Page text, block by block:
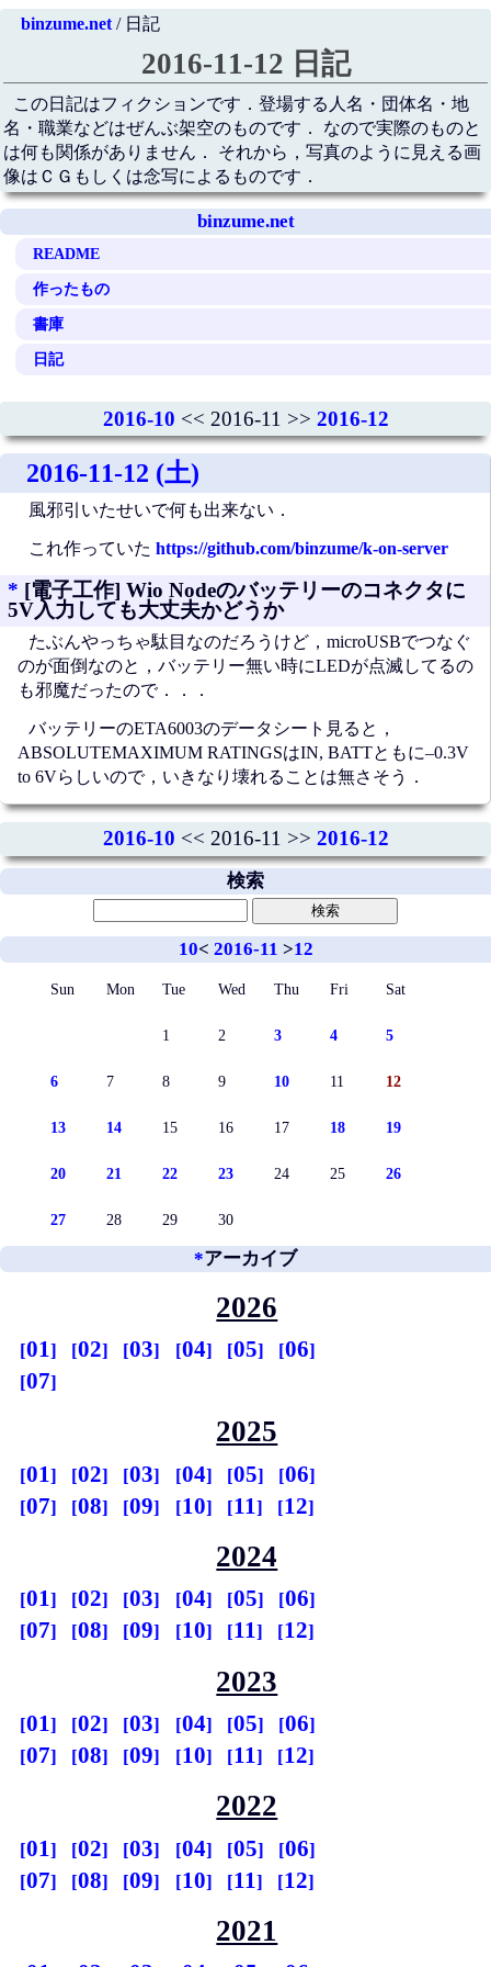
binzume.net/ 日記
2016-11-12 日記
この日記はフィクションです．登場する人名・団体名・地
名・職業などはぜんぶ架空のものです． なので実際のものと
は何も関係がありません． それから，写真のように見える画
像はＣＧもしくは念写によるものです．
binzume.net
README
作ったもの
書庫
日記
2016-10 << 2016-11 >> 2016-12
2016-11-12 (土)
風邪引いたせいで何も出来ない．
これ作っていた https://github.com/binzume/k-on-server
* [電子工作] Wio Nodeのバッテリーのコネクタに
5V入力しても大丈夫かどうか
たぶんやっちゃ駄目なのだろうけど，microUSBでつなぐ
のが面倒なのと，バッテリー無い時にLEDが点滅してるの
も邪魔だったので．．．
バッテリーのETA6003のデータシート見ると，
ABSOLUTEMAXIMUM RATINGSはIN, BATTともに–0.3V
to 6Vらしいので，いきなり壊れることは無さそう．
2016-10 << 2016-11 >> 2016-12
検索
10< 2016-11 >12
Sun Mon Tue Wed Thu Fri Sat
1 2 3 4 5
6 7 8 9 10 11 12
13 14 15 16 17 18 19
20 21 22 23 24 25 26
27 28 29 30
*アーカイブ
2026
01 02 03 04 05
06
07
2025
01 02 03 04 05
06
07
08 09 10 11 12
2024
01 02 03 04 05
06
07
08 09 10 11 12
2023
01 02 03 04 05
06
07
08 09 10 11 12
2022
01 02 03 04 05
06
07
08 09 10 11 12
2021